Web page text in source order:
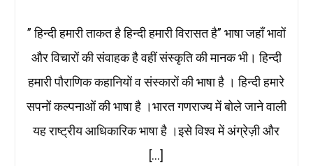
” हिन्दी हमारी ताकत है हिन्दी हमारी विरासत है” भाषा जहाँ भावों
और विचारों की संवाहक है वहीं संस्कृति की मानक भी। हिन्दी
हमारी पौराणिक कहानियों व संस्कारों की भाषा है । हिन्दी हमारे
सपनों कल्पनाओं की भाषा है ।भारत गणराज्य में बोले जाने वाली
यह राष्ट्रीय आधिकारिक भाषा है ।इसे विश्व में अंग्रेज़ी और
[…]